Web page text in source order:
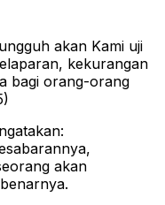
akan Kami uji
kekurangan
bagi orang-orang
akan